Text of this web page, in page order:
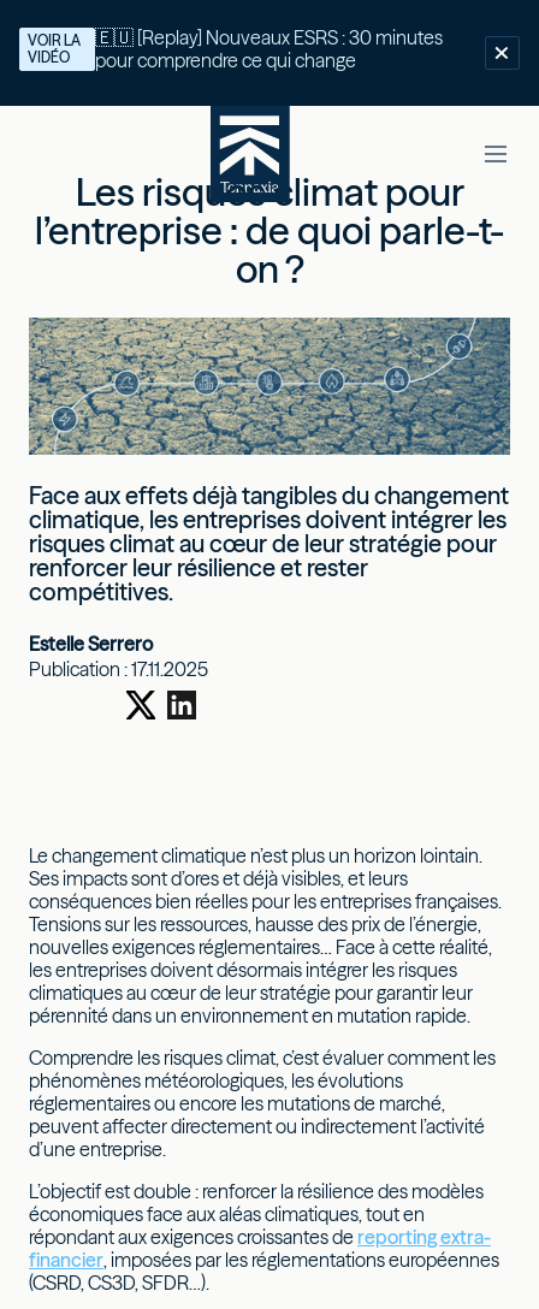
🇪🇺 [Replay] Nouveaux ESRS : 30 minutes
pour comprendre ce qui change
VOIR LA
VIDÉO
Les risques climat pour
l’entreprise : de quoi parle-t-
on ?
Face aux effets déjà tangibles du changement
climatique, les entreprises doivent intégrer les
risques climat au cœur de leur stratégie pour
renforcer leur résilience et rester
compétitives.
Estelle Serrero
Publication :17.11.2025
Le changement climatique n’est plus un horizon lointain.
Ses impacts sont d’ores et déjà visibles, et leurs
conséquences bien réelles pour les entreprises françaises.
Tensions sur les ressources, hausse des prix de l’énergie,
nouvelles exigences réglementaires… Face à cette réalité,
les entreprises doivent désormais intégrer les risques
climatiques au cœur de leur stratégie pour garantir leur
pérennité dans un environnement en mutation rapide.
Comprendre les risques climat, c’est évaluer comment les
phénomènes météorologiques, les évolutions
réglementaires ou encore les mutations de marché,
peuvent affecter directement ou indirectement l’activité
d’une entreprise.
L’objectif est double : renforcer la résilience des modèles
économiques face aux aléas climatiques, tout en
répondant aux exigences croissantes de reporting extra-
financier , imposées par les réglementations européennes
(CSRD, CS3D, SFDR…).